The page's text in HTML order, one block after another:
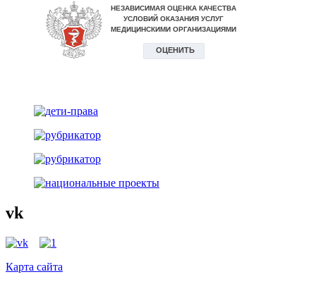
vk
Карта сайта